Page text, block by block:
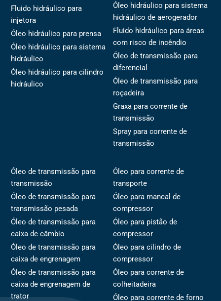
Fluido hidráulico para
injetora
Óleo hidráulico para prensa
Óleo hidráulico para sistema
hidráulico
Óleo hidráulico para cilindro
hidráulico
Óleo hidráulico para sistema
hidráulico de aerogerador
Fluido hidráulico para áreas
com risco de incêndio
Óleo de transmissão para
diferencial
Óleo de transmissão para
roçadeira
Graxa para corrente de
transmissão
Spray para corrente de
transmissão
Óleo de transmissão para
transmissão
Óleo de transmissão para
transmissão pesada
Óleo de transmissão para
caixa de câmbio
Óleo de transmissão para
caixa de engrenagem
Óleo de transmissão para
caixa de engrenagem de
trator
Óleo para corrente de
transporte
Óleo para mancal de
compressor
Óleo para pistão de
compressor
Óleo para cilindro de
compressor
Óleo para corrente de
colheitadeira
Óleo para corrente de forno